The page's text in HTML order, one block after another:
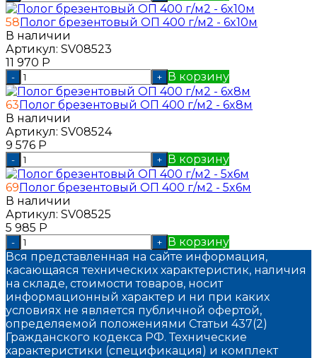
58Полог брезентовый ОП 400 г/м2 - 6x10м
В наличии
Артикул: SV08523
11 970 Р
- + В корзину
63Полог брезентовый ОП 400 г/м2 - 6x8м
В наличии
Артикул: SV08524
9 576 Р
- + В корзину
69Полог брезентовый ОП 400 г/м2 - 5x6м
В наличии
Артикул: SV08525
5 985 Р
- + В корзину
Вся представленная на сайте информация,
касающаяся технических характеристик, наличия
на складе, стоимости товаров, носит
информационный характер и ни при каких
условиях не является публичной офертой,
определяемой положениями Статьи 437(2)
Гражданского кодекса РФ. Технические
характеристики (спецификация) и комплект